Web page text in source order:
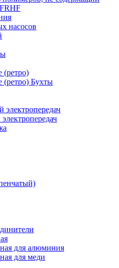
насосов
(ретро)
(ретро) Бухты
для алюминия
для меди